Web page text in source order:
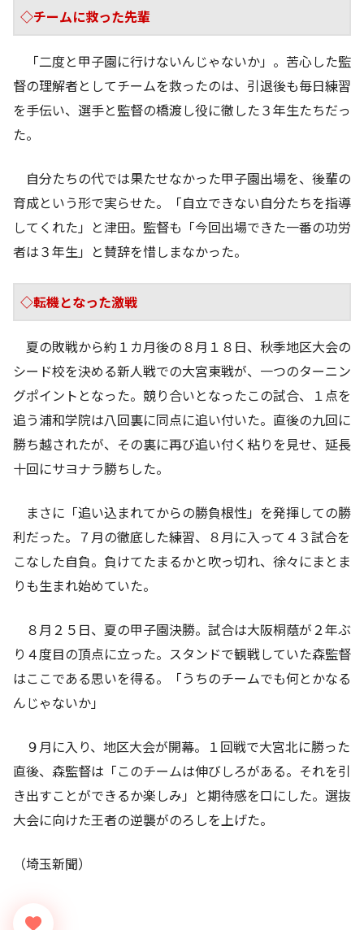
◇チームに救った先輩
「二度と甲子園に行けないんじゃないか」。苦心した監
督の理解者としてチームを救ったのは、引退後も毎日練習
を手伝い、選手と監督の橋渡し役に徹した３年生たちだっ
た。
自分たちの代では果たせなかった甲子園出場を、後輩の
育成という形で実らせた。「自立できない自分たちを指導
してくれた」と津田。監督も「今回出場できた一番の功労
者は３年生」と賛辞を惜しまなかった。
◇転機となった激戦
夏の敗戦から約１カ月後の８月１８日、秋季地区大会の
シード校を決める新人戦での大宮東戦が、一つのターニン
グポイントとなった。競り合いとなったこの試合、１点を
追う浦和学院は八回裏に同点に追い付いた。直後の九回に
勝ち越されたが、その裏に再び追い付く粘りを見せ、延長
十回にサヨナラ勝ちした。
まさに「追い込まれてからの勝負根性」を発揮しての勝
利だった。７月の徹底した練習、８月に入って４３試合を
こなした自負。負けてたまるかと吹っ切れ、徐々にまとま
りも生まれ始めていた。
８月２５日、夏の甲子園決勝。試合は大阪桐蔭が２年ぶ
り４度目の頂点に立った。スタンドで観戦していた森監督
はここである思いを得る。「うちのチームでも何とかなる
んじゃないか」
９月に入り、地区大会が開幕。１回戦で大宮北に勝った
直後、森監督は「このチームは伸びしろがある。それを引
き出すことができるか楽しみ」と期待感を口にした。選抜
大会に向けた王者の逆襲がのろしを上げた。
（埼玉新聞）